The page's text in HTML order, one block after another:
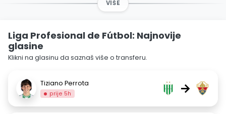
VIŠE
Liga Profesional de Fútbol: Najnovije
glasine
Klikni na glasinu da saznaš više o transferu.
Tiziano Perrota
prije 5h →